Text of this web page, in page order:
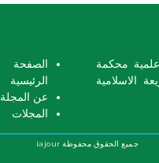
علمية محكمة
الاسلامية
الصفحة
الرئيسية
عن المجلة
المجلات
جميع الحقوق محفوظة iajour